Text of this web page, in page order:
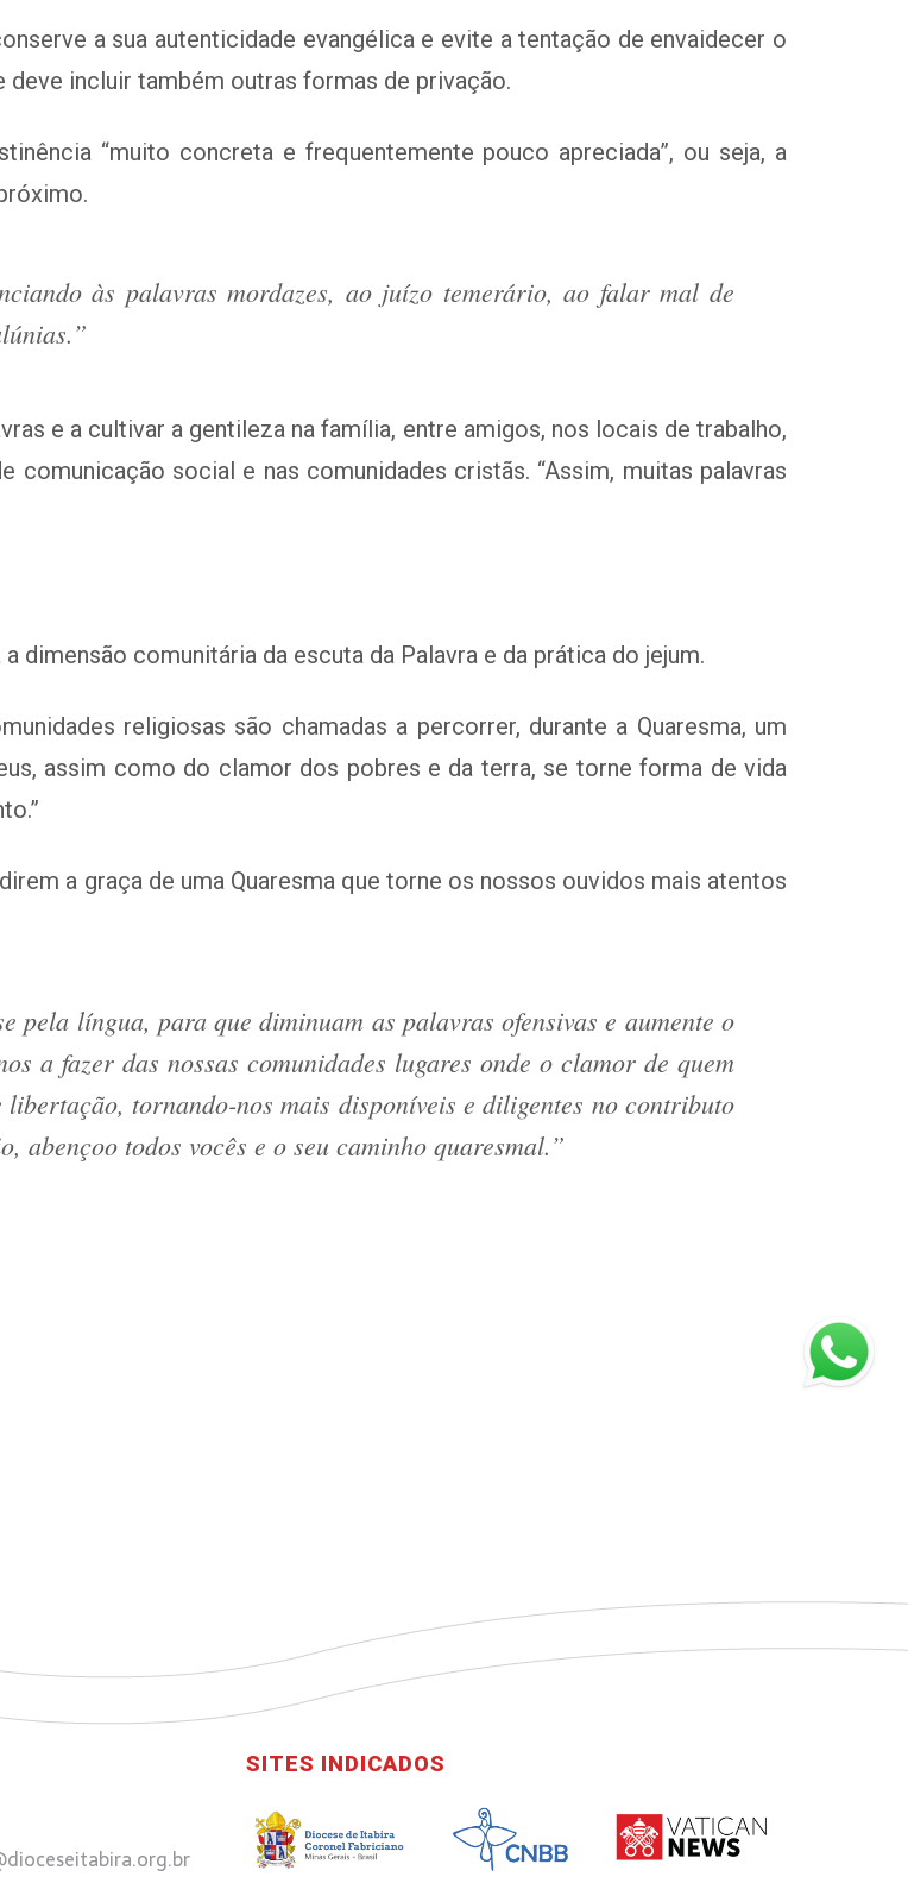
a sua autenticidade evangélica e evite a tentação de envaidecer o
incluir também outras formas de privação.
“muito concreta e frequentemente pouco apreciada”, ou seja, a
às palavras mordazes, ao juízo temerário, ao falar mal de
e a cultivar a gentileza na família, entre amigos, nos locais de trabalho,
social e nas comunidades cristãs. “Assim, muitas palavras
dimensão comunitária da escuta da Palavra e da prática do jejum.
religiosas são chamadas a percorrer, durante a Quaresma, um
assim como do clamor dos pobres e da terra, se torne forma de vida
a graça de uma Quaresma que torne os nossos ouvidos mais atentos
pela língua, para que diminuam as palavras ofensivas e aumente o
a fazer das nossas comunidades lugares onde o clamor de quem
tornando-nos mais disponíveis e diligentes no contributo
todos vocês e o seu caminho quaresmal.”
SITES INDICADOS